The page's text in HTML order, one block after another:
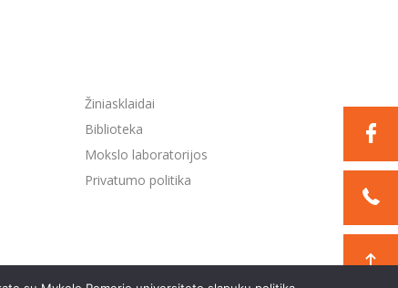
Žiniasklaidai
Biblioteka
Mokslo laboratorijos
Privatumo politika